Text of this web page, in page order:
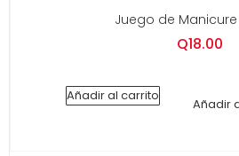
Juego de
Q18.00
Añadir al carrito
Añadir